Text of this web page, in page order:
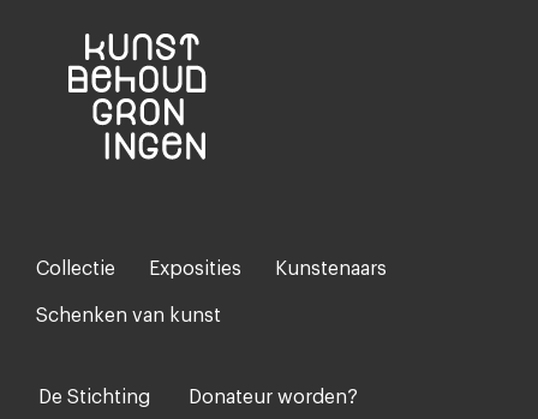
Footer-
menu
Collectie Exposities Kunstenaars
Schenken van kunst
Voet
De Stichting Donateur worden?